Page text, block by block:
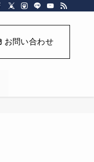
お問い合わせ